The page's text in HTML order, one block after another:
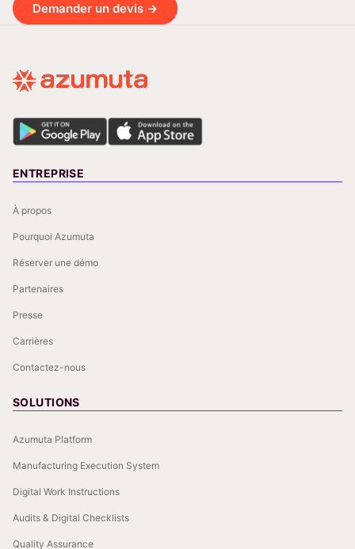
Demander un devis →
ENTREPRISE
À propos
Pourquoi Azumuta
Réserver une démo
Partenaires
Presse
Carrières
Contactez-nous
SOLUTIONS
Azumuta Platform
Manufacturing Execution System
Digital Work Instructions
Audits & Digital Checklists
Quality Assurance